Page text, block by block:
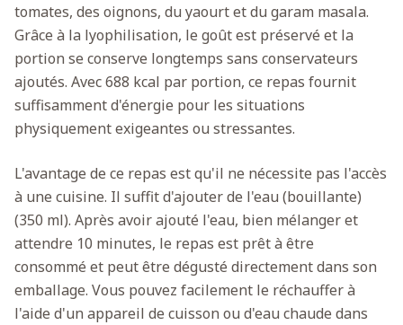
tomates, des oignons, du yaourt et du garam masala.
Grâce à la lyophilisation, le goût est préservé et la
portion se conserve longtemps sans conservateurs
ajoutés. Avec 688 kcal par portion, ce repas fournit
suffisamment d'énergie pour les situations
physiquement exigeantes ou stressantes.
L'avantage de ce repas est qu'il ne nécessite pas l'accès
à une cuisine. Il suffit d'ajouter de l'eau (bouillante)
(350 ml). Après avoir ajouté l'eau, bien mélanger et
attendre 10 minutes, le repas est prêt à être
consommé et peut être dégusté directement dans son
emballage. Vous pouvez facilement le réchauffer à
l'aide d'un appareil de cuisson ou d'eau chaude dans